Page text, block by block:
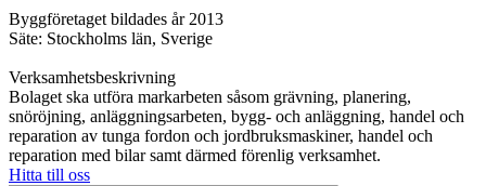
Byggföretaget bildades år 2013
Säte: Stockholms län, Sverige
Verksamhetsbeskrivning
Bolaget ska utföra markarbeten såsom grävning, planering,
snöröjning, anläggningsarbeten, bygg- och anläggning, handel och
reparation av tunga fordon och jordbruksmaskiner, handel och
reparation med bilar samt därmed förenlig verksamhet.
Hitta till oss